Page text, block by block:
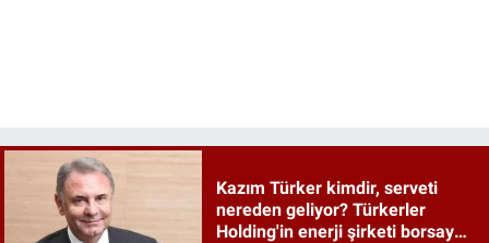
Kazım Türker kimdir, serveti
nereden geliyor? Türkerler
Holding'in enerji şirketi borsaya